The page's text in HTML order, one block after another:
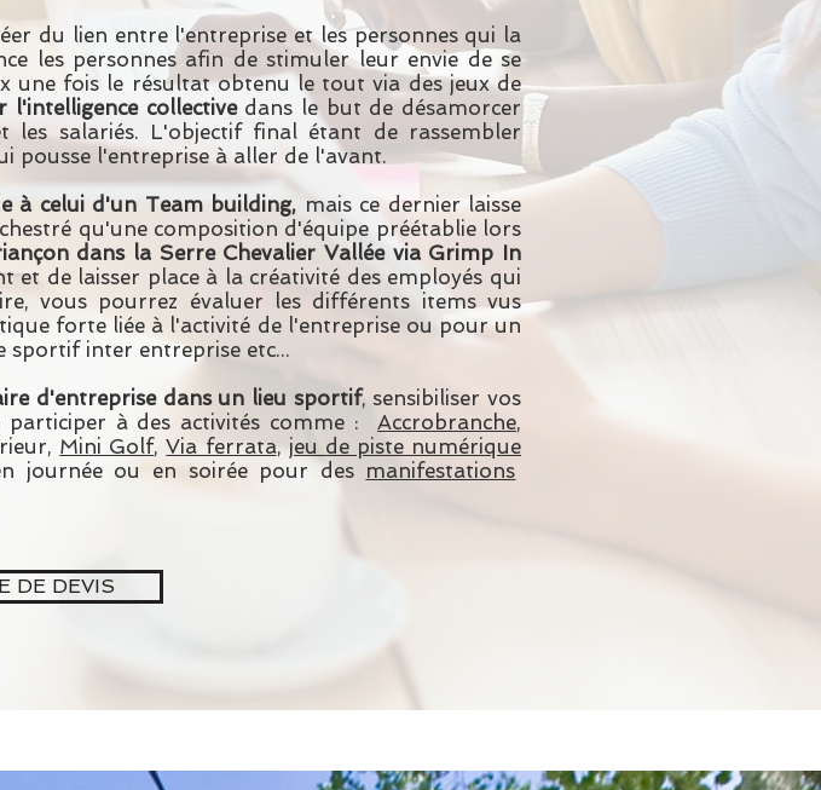
du lien entre l'entreprise et les personnes qui la
les personnes afin de stimuler leur envie de se
une fois le résultat obtenu le tout via des jeux de
l'intelligence collectivedans le but de désamorcer
salariés. L'objectif final étant de rassembler
pousse l'entreprise à aller de l'avant.
à celui d'un Team building, mais ce dernier laisse
qu'une composition d'équipe préétablie lors
dans la Serre Chevalier Vallée via Grimp In
de laisser place à la créativité des employés qui
vous pourrez évaluer les différents items vus
forte liée à l'activité de l'entreprise ou pour un
sportif inter entreprise etc...
d'entreprise dans un lieu sportif, sensibiliser vos
à des activités comme : Accrobranche,
Mini Golf, Via ferrata, jeu de piste numérique
journée ou en soirée pour des manifestations
DE DEVIS